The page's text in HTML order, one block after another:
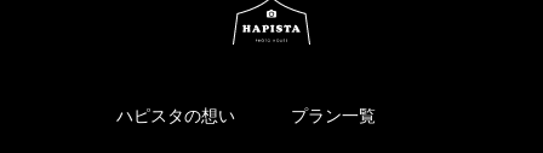
ハピスタの想い プラン一覧